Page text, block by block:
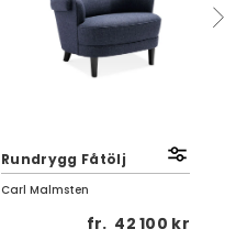
Rundrygg Fåtölj
Carl Malmsten
fr. 42 100 kr